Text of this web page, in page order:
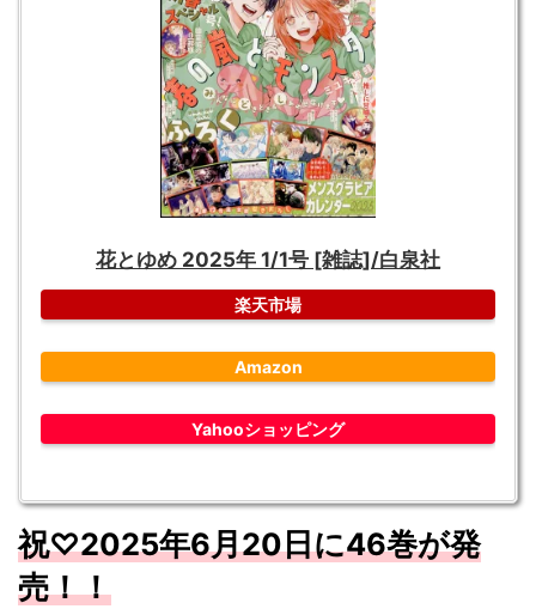
花とゆめ 2025年 1/1号 [雑誌]/白泉社
楽天市場
Amazon
Yahooショッピング
祝♡2025年6月20日に46巻が発
売！！